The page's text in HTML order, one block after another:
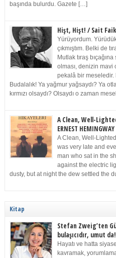
başında bulurdu. Gazete […]
Hişt, Hişt! / Sait Faik
Yürüyordum.
çıkmıştım. Belki de
Mutlak tıraş
olması, denizin mavi
pekalâ bir
Budalalık! Ya yağmur yağsaydı? Ya
kırmızı olsaydı? Olsaydı o zaman
A Clean, Well-
ERNEST HEMINGWAY
A Clean, Well-
was very late and
man who sat in the
against the electric
dusty, but at night the dew settled the
Kitap
Stefan Zweig’ten
bulaşıcıdır, umut
Hayatı ve hatta
kavramak,